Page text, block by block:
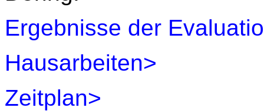
Ergebnisse der
Hausarbeiten>
Zeitplan>